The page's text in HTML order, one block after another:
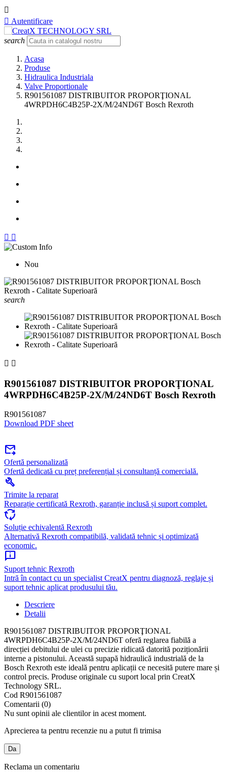

 Autentificare
search
Acasa
Produse
Hidraulica Industriala
Valve Proportionale
R901561087 DISTRIBUITOR PROPORŢIONAL
4WRPDH6C4B25P-2X/M/24ND6T Bosch Rexroth
 
Nou
search
 
R901561087 DISTRIBUITOR PROPORŢIONAL
4WRPDH6C4B25P-2X/M/24ND6T Bosch Rexroth
R901561087
Download PDF sheet
forward_to_inbox
Ofertă personalizată
Ofertă dedicată cu preț preferențial și consultanță comercială.
build
Trimite la reparat
Reparație certificată Rexroth, garanție inclusă și suport complet.
cycle
Soluție echivalentă Rexroth
Alternativă Rexroth compatibilă, validată tehnic și optimizată
economic.
chat_info
Suport tehnic Rexroth
Intră în contact cu un specialist CreatX pentru diagnoză, reglaje și
suport tehnic aplicat produsului tău.
Descriere
Detalii
R901561087 DISTRIBUITOR PROPORŢIONAL
4WRPDH6C4B25P-2X/M/24ND6T oferă reglarea fiabilă a
direcției debitului de ulei cu precizie ridicată datorită poziționării
interne a pistonului. Această supapă hidraulică industrială de la
Bosch Rexroth este ideală pentru aplicații ce necesită putere mare și
control precis. Produse originale cu suport local prin CreatX
Technology SRL.
Cod R901561087
Comentarii (0)
Nu sunt opinii ale clientilor in acest moment.
Aprecierea ta pentru recenzie nu a putut fi trimisa
Da
Reclama un comentariu